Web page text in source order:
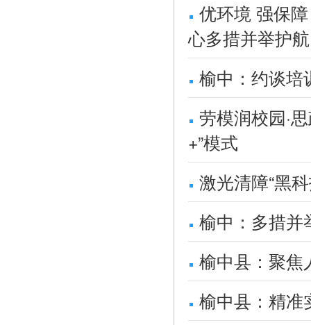
优环境 强保
心多措并举护
榆中：约谈
劳模润校园·
+”模式
激光清障“黑
榆中：多措并
榆中县：聚焦
榆中县：精准